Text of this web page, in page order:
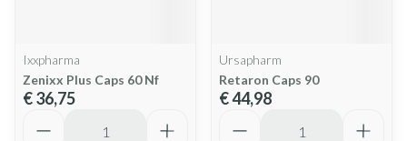
Ixxpharma
Zenixx Plus Caps 60 Nf
€ 36,75
Ursapharm
Retaron Caps 90
€ 44,98